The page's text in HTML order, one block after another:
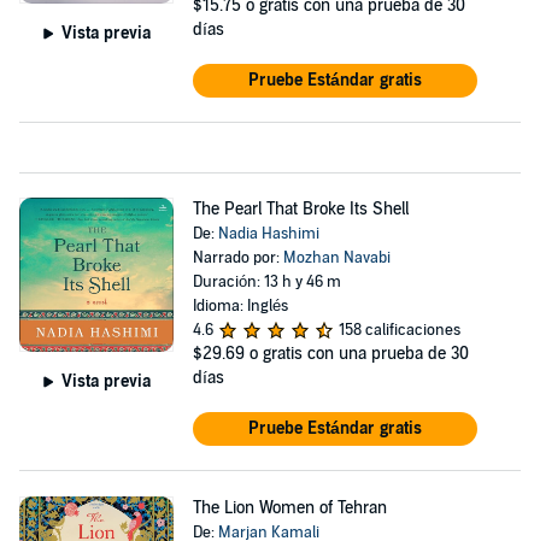
Vista previa
$15.75 o gratis con una prueba de 30
días
Pruebe Estándar gratis
Vista previa
The Pearl That Broke Its Shell
De: Nadia Hashimi
Narrado por: Mozhan Navabi
Duración: 13 h y 46 m
Idioma: Inglés
4.6
158 calificaciones
$29.69 o gratis con una prueba de 30
días
Pruebe Estándar gratis
The Lion Women of Tehran
De: Marjan Kamali